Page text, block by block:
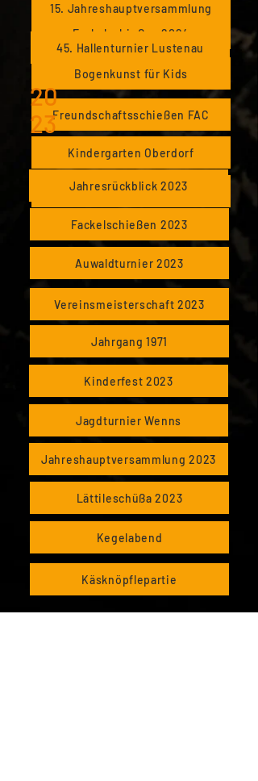
Fackelschießen 2024
Bogenkunst für Kids
Freundschaftsschießen FAC
Kindergarten Oberdorf
3D-Turnier Wolfegg
15. Jahreshauptversammlung
45. Hallenturnier Lustenau
20
23
Jahresrückblick 2023
Fackelschießen 2023
Auwaldturnier 2023
Vereinsmeisterschaft 2023
Jahrgang 1971
Kinderfest 2023
Jagdturnier Wenns
Jahreshauptversammlung 2023
Lättileschüßa 2023
Kegelabend
Käsknöpflepartie